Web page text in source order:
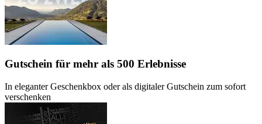
Gutschein für mehr als 500 Erlebnisse
In eleganter Geschenkbox oder als digitaler Gutschein zum sofort
verschenken